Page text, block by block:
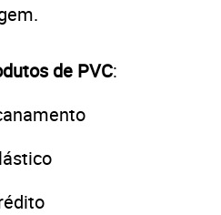
de PVC: